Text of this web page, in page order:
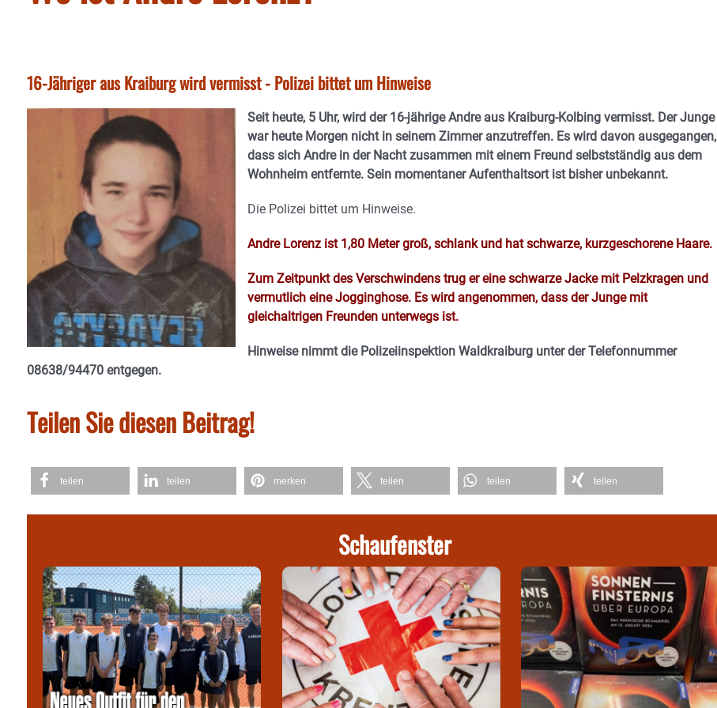
16-Jähriger aus Kraiburg wird vermisst - Polizei bittet um Hinweise
Seit heute, 5 Uhr, wird der 16-jährige Andre aus Kraiburg-Kolbing vermisst. Der Junge
war heute Morgen nicht in seinem Zimmer anzutreffen. Es wird davon ausgegangen,
dass sich Andre in der Nacht zusammen mit einem Freund selbstständig aus dem
Wohnheim entfernte. Sein momentaner Aufenthaltsort ist bisher unbekannt.
Die Polizei bittet um Hinweise.
Andre Lorenz ist 1,80 Meter groß, schlank und hat schwarze, kurzgeschorene Haare.
Zum Zeitpunkt des Verschwindens trug er eine schwarze Jacke mit Pelzkragen und
vermutlich eine Jogginghose. Es wird angenommen, dass der Junge mit
gleichaltrigen Freunden unterwegs ist.
Hinweise nimmt die Polizeiinspektion Waldkraiburg unter der Telefonnummer
08638/94470 entgegen.
Teilen Sie diesen Beitrag!
teilen teilen merken teilen teilen teilen
Schaufenster